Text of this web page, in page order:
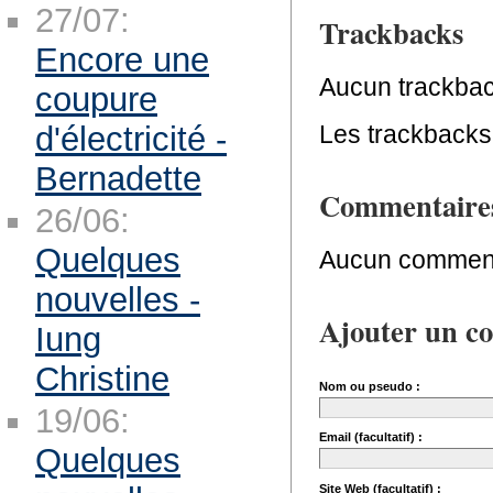
Trackbacks
Aucun
Les
Aucun
Ajouter un
Nom ou pseudo :
Email (facultatif) :
Site Web (facultatif) :
27/07:
Encore une
coupure
d'électricité -
Bernadette
26/06:
Quelques
nouvelles -
Iung
Christine
19/06:
Quelques